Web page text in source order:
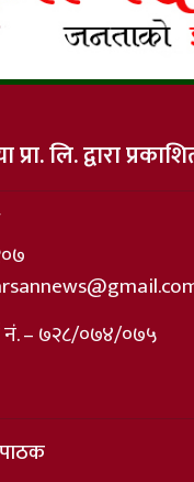
प्रा. लि. द्वारा
नं. – ७२८/०७४/०७५